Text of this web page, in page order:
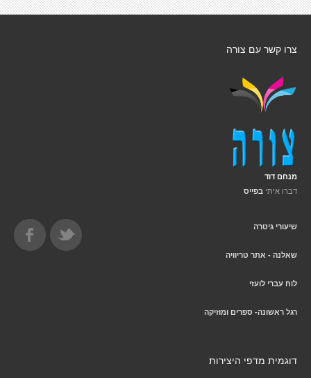
צרו קשר עם צורה
מנחם דוד
דברו איתי בפייס
שיעורי גיטרה
שאלנה - אתר טריוויה
לוח עברי לועזי
רגל ראשונה- ספרים ומוזיקה
דוגמית מדפי היצירות